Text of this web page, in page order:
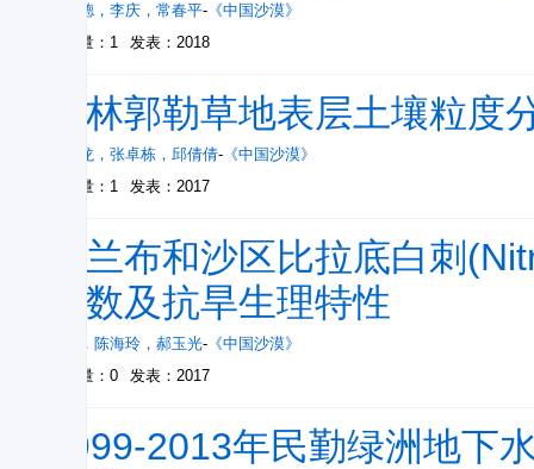
王仁德 ， 李庆 ， 常春平- 《中国沙漠》
被引量：1
发表：2018
锡林郭勒草地表层土壤粒
孙传龙 ， 张卓栋 ， 邱倩倩- 《中国沙漠》
被引量：1
发表：2017
乌兰布和沙区比拉底白刺
参数及抗旱生理特性
， 陈海玲 ， 郝玉光- 《中国沙漠》
被引量：0
发表：2017
1999-2013年民勤绿洲地下